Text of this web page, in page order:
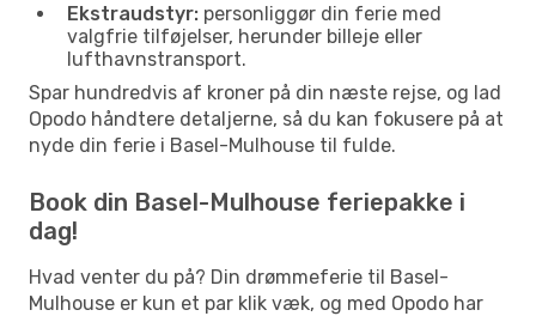
Ekstraudstyr: personliggør din ferie med
valgfrie tilføjelser, herunder billeje eller
lufthavnstransport.
Spar hundredvis af kroner på din næste rejse, og lad
Opodo håndtere detaljerne, så du kan fokusere på at
nyde din ferie i Basel-Mulhouse til fulde.
Book din Basel-Mulhouse feriepakke i
dag!
Hvad venter du på? Din drømmeferie til Basel-
Mulhouse er kun et par klik væk, og med Opodo har